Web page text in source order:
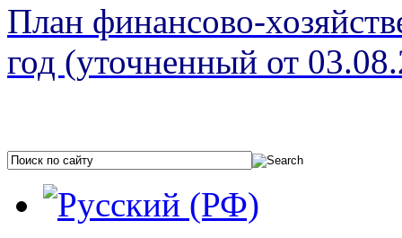
План финансово-
год (уточненный от